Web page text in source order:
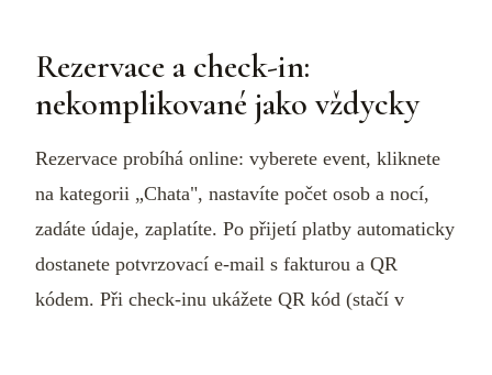
Rezervace a check-in:
nekomplikované jako vždycky
Rezervace probíhá online: vyberete event, kliknete
na kategorii „Chata", nastavíte počet osob a nocí,
zadáte údaje, zaplatíte. Po přijetí platby automaticky
dostanete potvrzovací e-mail s fakturou a QR
kódem. Při check-inu ukážete QR kód (stačí v